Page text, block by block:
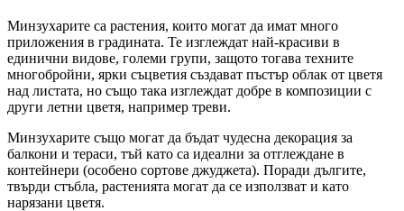
Минзухарите са растения, които могат да имат много
приложения в градината. Те изглеждат най-красиви в
единични видове, големи групи, защото тогава техните
многобройни, ярки съцветия създават пъстър облак от цветя
над листата, но също така изглеждат добре в композиции с
други летни цветя, например треви.
Минзухарите също могат да бъдат чудесна декорация за
балкони и тераси, тъй като са идеални за отглеждане в
контейнери (особено сортове джуджета). Поради дългите,
твърди стъбла, растенията могат да се използват и като
нарязани цветя.